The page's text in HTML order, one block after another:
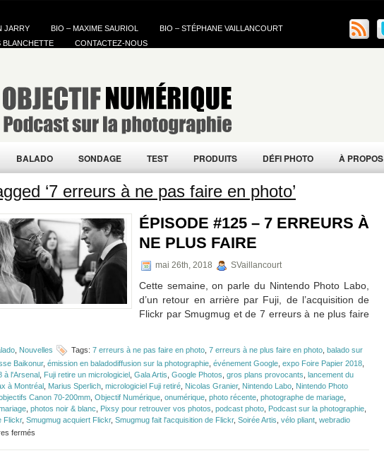
JARRY BIO – MAXIME SAURIOL
BIO – STÉPHANE VAILLANCOURT
BLANCHETTE
CONTACTEZ-NOUS
BALADO SONDAGE TEST PRODUITS DÉFI PHOTO À PROPOS
‘7 erreurs à ne pas faire en photo’
ÉPISODE #125 – 7 ERREURS À
NE PLUS FAIRE
mai 26th, 2018 SVaillancourt
Cette semaine, on parle du Nintendo Photo Labo,
d’un retour en arrière par Fuji, de l’acquisition de
Flickr par Smugmug et de 7 erreurs à ne plus faire
Nouvelles Tags: 7 erreurs à ne pas faire en photo 7 erreurs à ne plus faire en photo balado sur
Baikonur, émission en baladodiffusion sur la photographie événement Google expo Foire Papier 2018
à l'Arsenal Fuji retire un micrologiciel Gala Artis Google Photos gros plans provocants lancement du
à Montréal Marius Sperlich micrologiciel Fuji retiré Nicolas Granier, Nintendo Labo Nintendo Photo
Canon 70-200mm Objectif Numérique onumérique photo récente photographe de mariage
photos noir & blanc Pixsy pour retrouver vos photos podcast photo Podcast sur la photographie
Flickr, Smugmug acquiert Flickr, Smugmug fait l'acquisition de Flickr, Soirée Artis vélo pliant webradio
fermés
#125